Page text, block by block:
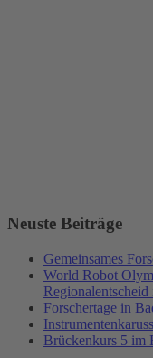
Neuste Beiträge
Gemeinsames
World Robot
Forschertage in
Brückenkurs 5 im